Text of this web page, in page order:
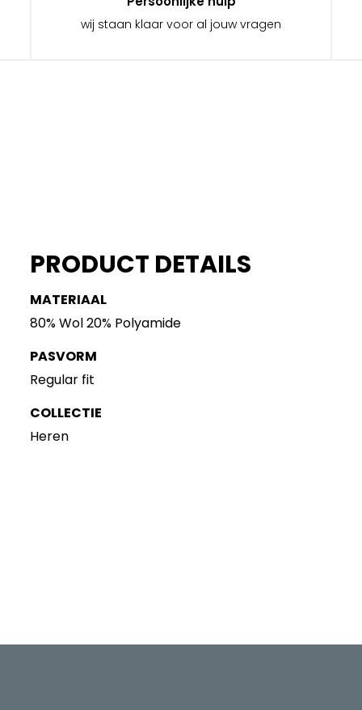
wij staan klaar voor al jouw vragen
PRODUCT DETAILS
MATERIAAL
80% Wol 20% Polyamide
PASVORM
Regular fit
COLLECTIE
Heren